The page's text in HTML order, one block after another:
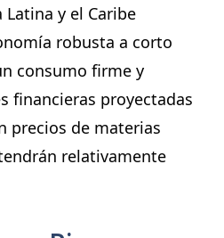
Latina y el Caribe
robusta a corto
consumo firme y
financieras proyectadas
precios de materias
relativamente